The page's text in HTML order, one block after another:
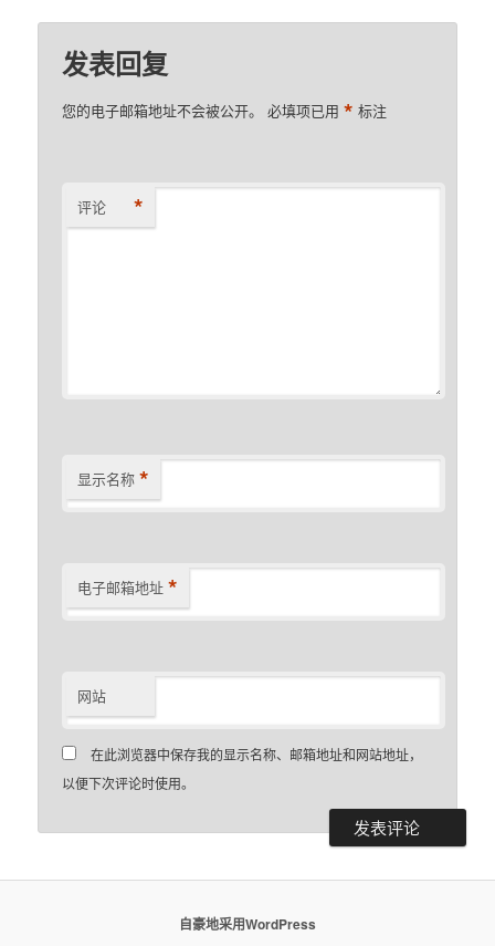
发表回复
您的电子邮箱地址不会被公开。 必填项已用* 标注
评论 *
显示名称 *
电子邮箱地址 *
网站
在此浏览器中保存我的显示名称、邮箱地址和网站地址，
以便下次评论时使用。
自豪地采用WordPress